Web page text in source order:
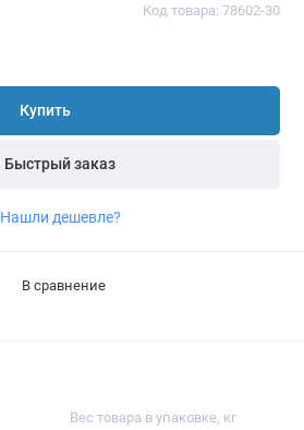
Код товара: 78602-30
Купить
Быстрый заказ
Нашли дешевле?
В сравнение
Вес товара в упаковке, кг